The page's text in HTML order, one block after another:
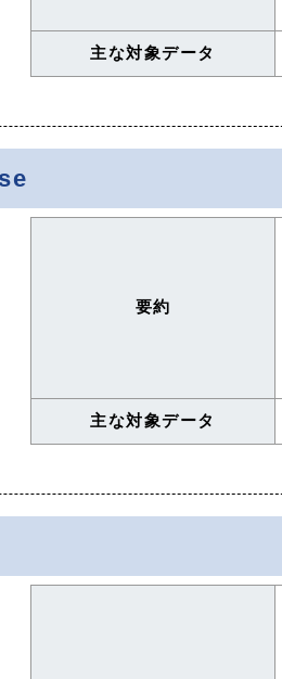
主な対象データ
要約
主な対象データ